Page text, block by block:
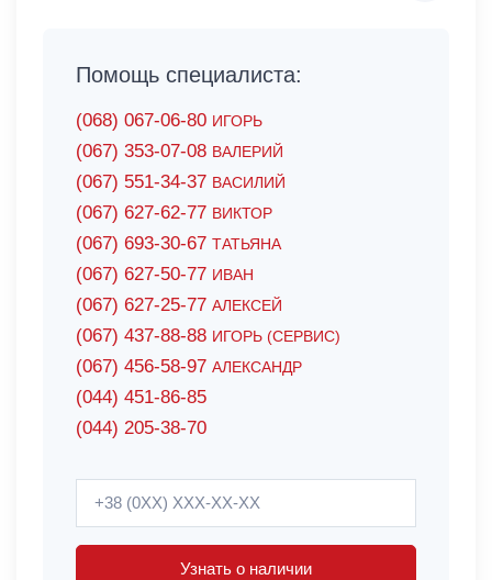
Помощь специалиста:
(068) 067-06-80 ИГОРЬ
(067) 353-07-08 ВАЛЕРИЙ
(067) 551-34-37 ВАСИЛИЙ
(067) 627-62-77 ВИКТОР
(067) 693-30-67 ТАТЬЯНА
(067) 627-50-77 ИВАН
(067) 627-25-77 АЛЕКСЕЙ
(067) 437-88-88 ИГОРЬ (СЕРВИС)
(067) 456-58-97 АЛЕКСАНДР
(044) 451-86-85
(044) 205-38-70
Узнать о наличии